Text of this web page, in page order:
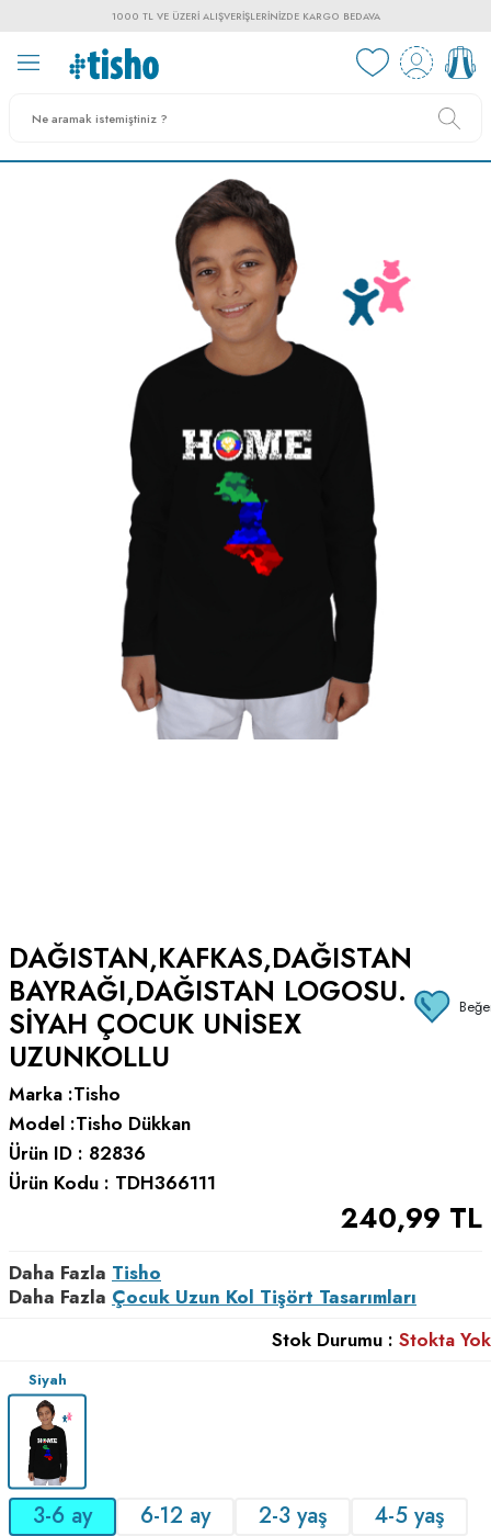
1000 TL VE ÜZERI ALIŞVERIŞLERINIZDE KARGO BEDAVA
DAĞISTAN,KAFKAS,DAĞISTAN
BAYRAĞI,DAĞISTAN LOGOSU.
SIYAH ÇOCUK UNISEX
UZUNKOLLU
Marka :Tisho
Model :Tisho Dükkan
Ürün ID : 82836
Ürün Kodu : TDH366111
240,99 TL
Daha Fazla Tisho
Daha Fazla Çocuk Uzun Kol Tişört Tasarımları
Stok Durumu : Stokta Yok
Siyah
3-6 ay 6-12 ay 2-3 yaş
4-5 yaş